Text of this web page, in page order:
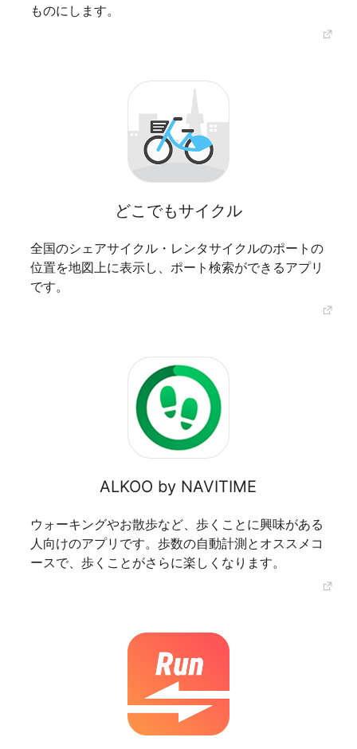
ものにします。
どこでもサイクル
全国のシェアサイクル・レンタサイクルのポートの
位置を地図上に表示し、ポート検索ができるアプリ
です。
ALKOO by NAVITIME
ウォーキングやお散歩など、歩くことに興味がある
人向けのアプリです。歩数の自動計測とオススメコ
ースで、歩くことがさらに楽しくなります。